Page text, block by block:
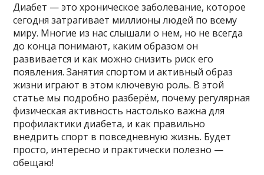
Диабет — это хроническое заболевание, которое
сегодня затрагивает миллионы людей по всему
миру. Многие из нас слышали о нем, но не всегда
до конца понимают, каким образом он
развивается и как можно снизить риск его
появления. Занятия спортом и активный образ
жизни играют в этом ключевую роль. В этой
статье мы подробно разберём, почему регулярная
физическая активность настолько важна для
профилактики диабета, и как правильно
внедрить спорт в повседневную жизнь. Будет
просто, интересно и практически полезно —
обещаю!